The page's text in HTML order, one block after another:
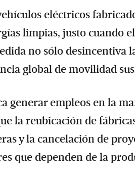
eléctricos
limpias, justo cuando
no sólo desincentiva
global de movilidad
generar empleos en la
la reubicación de
y la cancelación de
que dependen de la